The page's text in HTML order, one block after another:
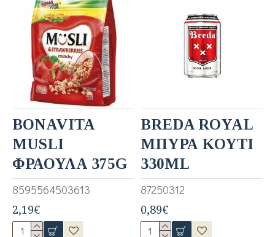
8595564503613
BONAVITA
MUSLI
ΦΡΑΟΥΛΑ 375G
2,19€
87250312
BREDA ROYAL
ΜΠΥΡΑ ΚΟΥΤΙ
330ML
0,89€